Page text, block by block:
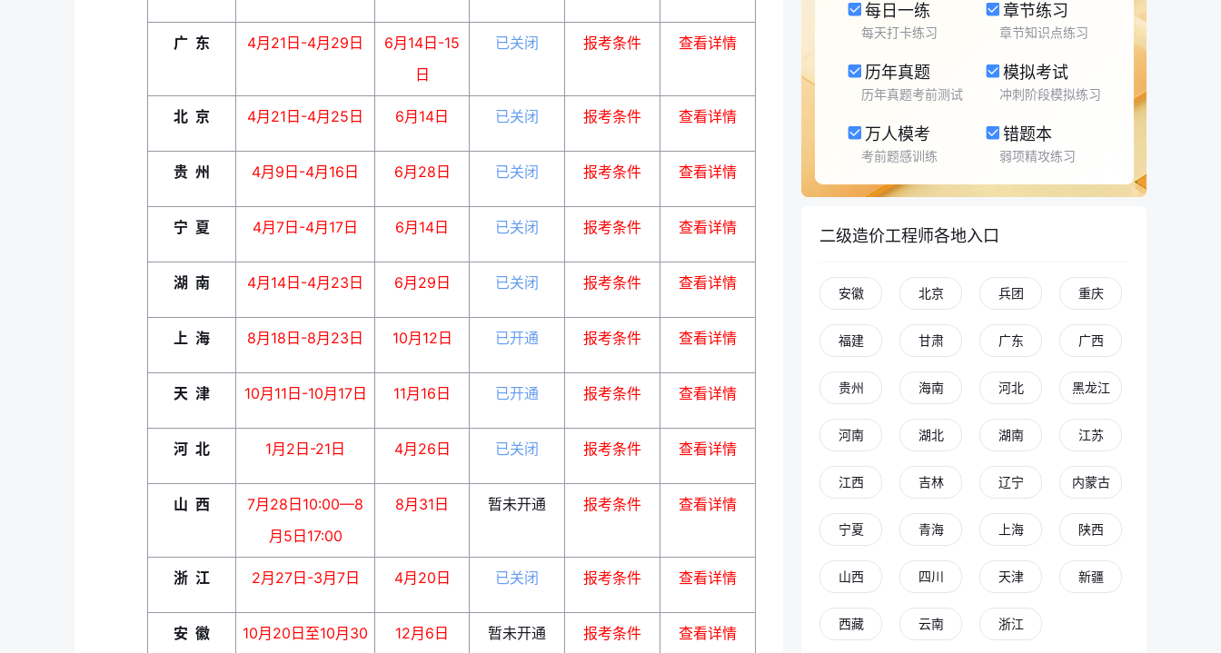
广 东 4月21日-4月29日
6月14日-15
日
已关闭 报考条件 查看详情
北 京 4月21日-4月25日 6月14日 已关闭 报考条件 查看详情
贵 州 4月9日-4月16日 6月28日 已关闭 报考条件 查看详情
宁 夏 4月7日-4月17日 6月14日 已关闭 报考条件 查看详情
湖 南 4月14日-4月23日 6月29日 已关闭 报考条件 查看详情
上 海 8月18日-8月23日 10月12日 已开通 报考条件 查看详情
天 津 10月11日-10月17日 11月16日 已开通 报考条件 查看详情
河 北 1月2日-21日 4月26日 已关闭 报考条件 查看详情
山 西
7月28日10:00—8
月5日17:00
8月31日 暂未开通 报考条件 查看详情
浙 江 2月27日-3月7日 4月20日 已关闭 报考条件 查看详情
安 徽
10月20日至10月30
12月6日 暂未开通 报考条件 查看详情
每日一练
每天打卡练习
章节练习
章节知识点练习
历年真题
历年真题考前测试
模拟考试
冲刺阶段模拟练习
万人模考
考前题感训练
错题本
弱项精攻练习
二级造价工程师各地入口
安徽 北京 兵团 重庆
福建 甘肃 广东 广西
贵州 海南 河北 黑龙江
河南 湖北 湖南 江苏
江西 吉林 辽宁 内蒙古
宁夏 青海 上海 陕西
山西 四川 天津 新疆
西藏 云南 浙江